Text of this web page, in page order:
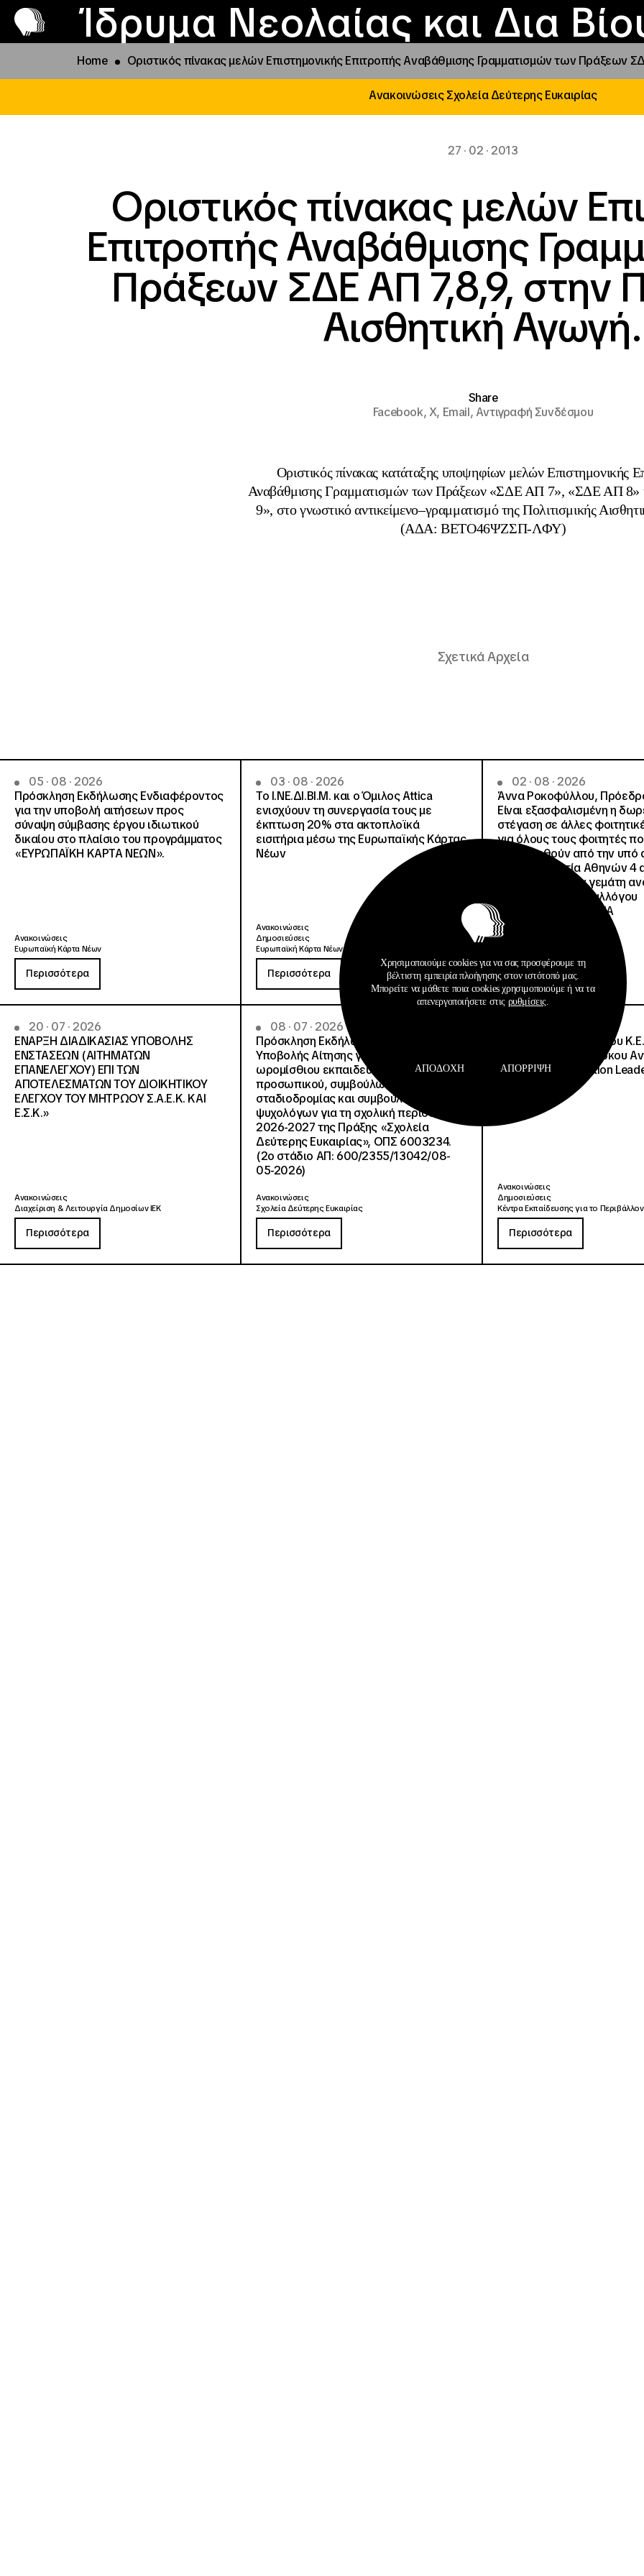
Ίδρυμα Νεολαίας και Δια
Το ΙΝΕΔΙΒΙΜ
Προγράμματα και
Φοιτητικές Εστίες
Παραχώρηση
Νέα
Επικοινωνία
Home Οριστικός πίνακας μελών Επιστημονικής Επιτροπής Αναβάθμισης Γραμματισμών των Πράξεων
Ανακοινώσεις Σχολεία Δεύτερης Ευκαιρίας
27 · 02 · 2013
Οριστικός πίνακας μελών
Επιτροπής Αναβάθμισης
Πράξεων ΣΔΕ ΑΠ 7,8,9, στην
Αισθητική Αγωγή.
Share
Facebook,X, Email,Αντιγραφή Συνδέσμου
Οριστικός πίνακας κατάταξης υποψηφίων μελών Επιστημονικής
Αναβάθμισης Γραμματισμών των Πράξεων «ΣΔΕ ΑΠ 7», «ΣΔΕ ΑΠ
9», στο γνωστικό αντικείμενο–γραμματισμό της Πολιτισμικής
(ΑΔΑ: ΒΕΤΟ46ΨΖΣΠ-ΛΦΥ)
Σχετικά Αρχεία
05 · 08 · 2026
Πρόσκληση Εκδήλωσης Ενδιαφέροντος
για την υποβολή αιτήσεων προς
σύναψη σύμβασης έργου ιδιωτικού
δικαίου στο πλαίσιο του προγράμματος
«ΕΥΡΩΠΑΪΚΗ ΚΑΡΤΑ ΝΕΩΝ».
Ανακοινώσεις
Ευρωπαϊκή Κάρτα Νέων
Περισσότερα
03 · 08 · 2026
Το Ι.ΝΕ.ΔΙ.ΒΙ.Μ. και o Όμιλος Attica
ενισχύουν τη συνεργασία τους με
έκπτωση 20% στα ακτοπλοϊκά
εισιτήρια μέσω της Ευρωπαϊκής Κάρτας
Νέων
Ανακοινώσεις
Δημοσιεύσεις
Ευρωπαϊκή Κάρτα Νέων
Περισσότερα
02 · 08 · 2026
Άννα Ροκοφύλλου,
Είναι εξασφαλισμένη η
στέγαση σε άλλες
για όλους τους φοιτητές
μετακινηθούν από την υπό
Φοιτητική Εστία Αθηνών 4
4 ψέματα για την γεμάτη
ανακοίνωση του Συλλόγου
Οικοτρόφων της ΦΕΑ
Ανακοινώσεις
Περισσότερα
20 · 07 · 2026
ΕΝΑΡΞΗ ΔΙΑΔΙΚΑΣΙΑΣ ΥΠΟΒΟΛΗΣ
ΕΝΣΤΑΣΕΩΝ (ΑΙΤΗΜΑΤΩΝ
ΕΠΑΝΕΛΕΓΧΟΥ) ΕΠΙ ΤΩΝ
ΑΠΟΤΕΛΕΣΜΑΤΩΝ ΤΟΥ ΔΙΟΙΚΗΤΙΚΟΥ
ΕΛΕΓΧΟΥ ΤΟΥ ΜΗΤΡΩΟΥ Σ.Α.Ε.Κ. ΚΑΙ
Ε.Σ.Κ.»
Ανακοινώσεις
Διαχείριση & Λειτουργία Δημοσίων ΙΕΚ
Περισσότερα
08 · 07 · 2026
Πρόσκληση Εκδήλωσης Ενδιαφέροντος
Υποβολής Αίτησης για την επιλογή
ωρομίσθιου εκπαιδευτικού
προσωπικού, συμβούλων
σταδιοδρομίας και συμβούλων
ψυχολόγων για τη σχολική περίοδο
2026-2027 της Πράξης «Σχολεία
Δεύτερης Ευκαιρίας», ΟΠΣ 6003234.
(2ο στάδιο ΑΠ: 600/2355/13042/08-
05-2026)
Ανακοινώσεις
Σχολεία Δεύτερης Ευκαιρίας
Περισσότερα
Σημαντική Διάκριση του
Μητροπολιτικού Πάρκου
Τρίτσης στα Education
Ανακοινώσεις
Δημοσιεύσεις
Κέντρα Εκπαίδευσης για το
Περισσότερα
Χρησιμοποιούμε cookies για να σας προσφέρουμε τη
βέλτιστη εμπειρία πλοήγησης στον ιστότοπό μας.
Μπορείτε να μάθετε ποια cookies χρησιμοποιούμε ή να τα
απενεργοποιήσετε στις ρυθμίσεις
ΑΠΟΔΟΧΉ ΑΠΌΡΡΙΨΗ